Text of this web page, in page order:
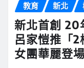
教育 新北
新北首創 20
呂家愷推「
女團華麗登場